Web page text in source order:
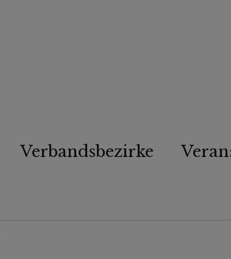
Verbandsbezirke